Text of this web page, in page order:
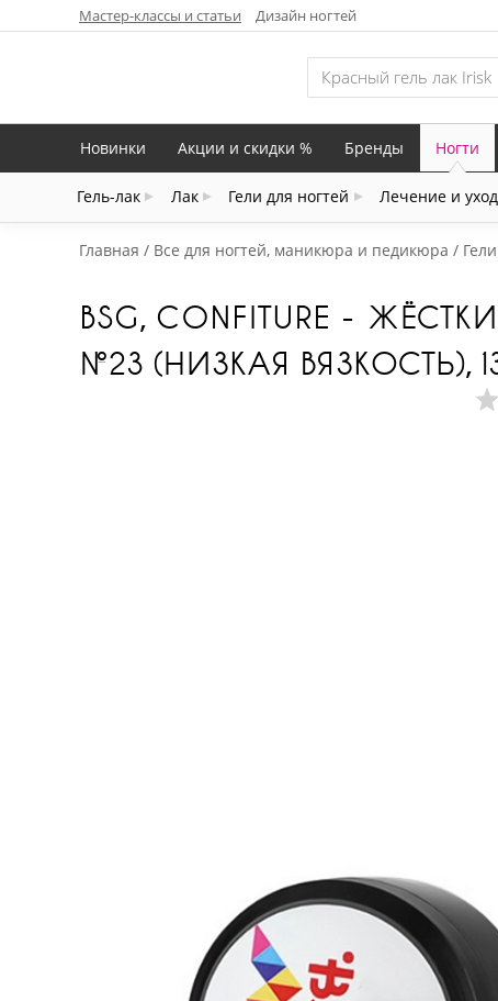
Мастер-классы и статьи Дизайн ногтей
Новинки Акции и скидки % Бренды Ногти
Гель-лак Лак Гели для ногтей Лечение и уход
Главная Все для ногтей, маникюра и педикюра
BSG, CONFITURE -
№23 (НИЗКАЯ ВЯЗКОСТЬ),